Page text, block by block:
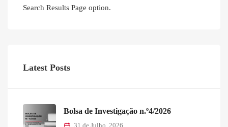
Search Results Page option.
Latest Posts
Bolsa de Investigação n.º4/2026